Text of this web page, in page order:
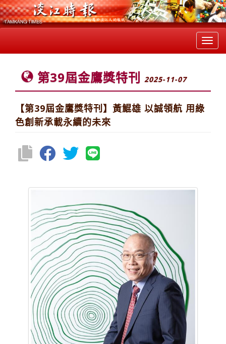
第39屆金鷹獎特刊 2025-11-07
【第39屆金鷹獎特刊】黃鯤雄 以誠領航 用綠
色創新承載永續的未來